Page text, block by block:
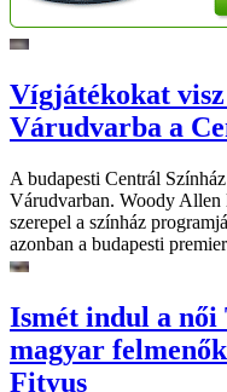
Vígjátékokat
Várudvarba a
A budapesti Centrál
Várudvarban. Woody Allen
szerepel a színház
azonban a budapesti
Ismét indul a női
magyar
Fityus